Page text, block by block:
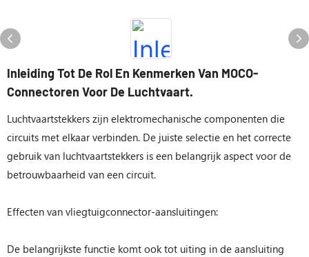
Inleiding Tot De Rol En Kenmerken Van MOCO-
Connectoren Voor De Luchtvaart.
Luchtvaartstekkers zijn elektromechanische componenten die
circuits met elkaar verbinden. De juiste selectie en het correcte
gebruik van luchtvaartstekkers is een belangrijk aspect voor de
betrouwbaarheid van een circuit.
Effecten van vliegtuigconnector-aansluitingen:
De belangrijkste functie komt ook tot uiting in de aansluiting